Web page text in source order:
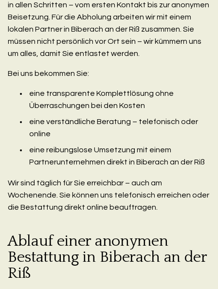
in allen Schritten – vom ersten Kontakt bis zur anonymen
Beisetzung. Für die Abholung arbeiten wir mit einem
lokalen Partner in Biberach an der Riß zusammen. Sie
müssen nicht persönlich vor Ort sein – wir kümmern uns
um alles, damit Sie entlastet werden.
Bei uns bekommen Sie:
eine transparente Komplettlösung ohne
Überraschungen bei den Kosten
eine verständliche Beratung – telefonisch oder
online
eine reibungslose Umsetzung mit einem
Partnerunternehmen direkt in Biberach an der Riß
Wir sind täglich für Sie erreichbar – auch am
Wochenende. Sie können uns telefonisch erreichen oder
die Bestattung direkt online beauftragen.
Ablauf einer anonymen
Bestattung in Biberach an der
Riß